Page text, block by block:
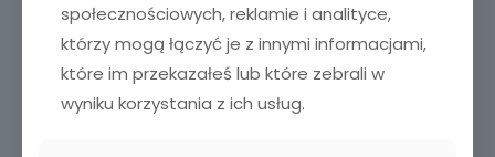
społecznościowych, reklamie i analityce,
którzy mogą łączyć je z innymi informacjami,
które im przekazałeś lub które zebrali w
wyniku korzystania z ich usług.